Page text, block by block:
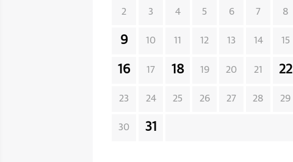
2 3 4 5 6 7 8
9 10 11 12 13 14 15
16 17 18 19 20 21 22
23 24 25 26 27 28 29
30 31